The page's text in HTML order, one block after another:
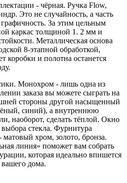
- чёрная. Ручка Flow,
Это не случайность, а часть
За этим цельным
каркас толщиной 1. 2 мм и
Металлическая основа
8-этапной обработкой,
коробки и полотна останется
Монохром - лишь одна из
заказа вы можете сыграть на
стороны другой насыщенный
синий), а внутреннюю
наоборот, сделать тёплой. Окно
стекла. Фурнитура
матовый хром, золото, бронза.
линия» поможет вам собрать
которая идеально впишется
дома.